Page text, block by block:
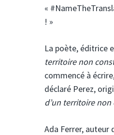
«
! »
La poète, éditrice
territoire non
commencé à
déclaré Perez,
d’un territoire
Ada Ferrer, auteur